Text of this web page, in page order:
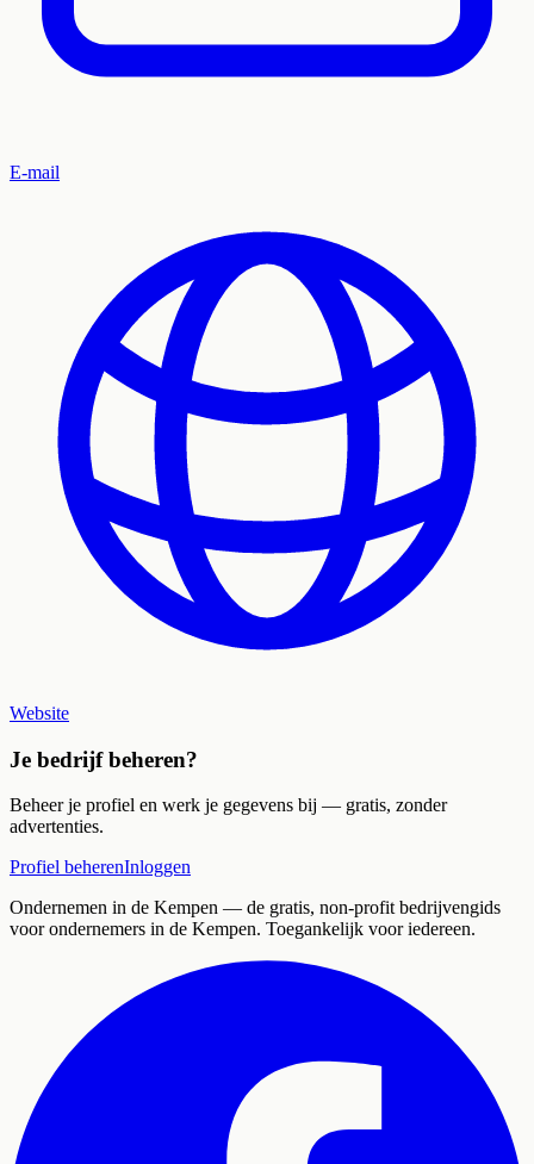
E-mail
Website
Je bedrijf beheren?
Beheer je profiel en werk je gegevens bij — gratis, zonder
advertenties.
Profiel beherenInloggen
Ondernemen in de Kempen — de gratis, non-profit bedrijvengids
voor ondernemers in de Kempen. Toegankelijk voor iedereen.